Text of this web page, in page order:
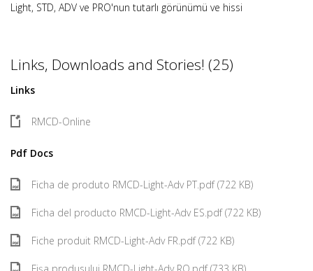
Light, STD, ADV ve PRO'nun tutarlı görünümü ve hissi
Links, Downloads and Stories! (25)
Links
RMCD-Online
Pdf Docs
Ficha de produto RMCD-Light-Adv PT.pdf (722 KB)
Ficha del producto RMCD-Light-Adv ES.pdf (722 KB)
Fiche produit RMCD-Light-Adv FR.pdf (722 KB)